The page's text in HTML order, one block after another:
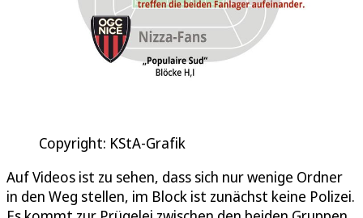
Copyright: KStA-Grafik
Auf Videos ist zu sehen, dass sich nur wenige Ordner
in den Weg stellen, im Block ist zunächst keine Polizei.